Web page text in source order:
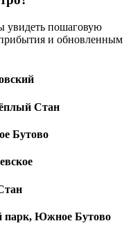
увидеть пошаговую
и обновленным
Стан
Бутово
парк, Южное Бутово